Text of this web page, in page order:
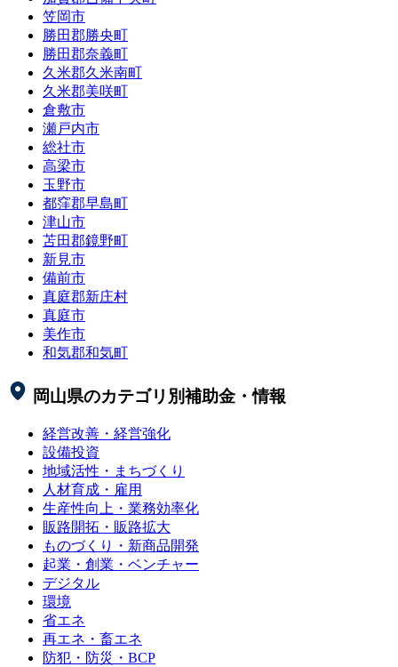
笠岡市
勝田郡勝央町
勝田郡奈義町
久米郡久米南町
久米郡美咲町
倉敷市
瀬戸内市
総社市
高梁市
玉野市
都窪郡早島町
津山市
苫田郡鏡野町
新見市
備前市
真庭郡新庄村
真庭市
美作市
和気郡和気町
岡山県のカテゴリ別補助金・情報
経営改善・経営強化
設備投資
地域活性・まちづくり
人材育成・雇用
生産性向上・業務効率化
販路開拓・販路拡大
ものづくり・新商品開発
起業・創業・ベンチャー
デジタル
環境
省エネ
再エネ・畜エネ
防犯・防災・BCP